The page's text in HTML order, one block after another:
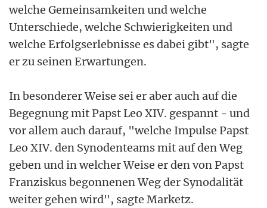
welche Gemeinsamkeiten und welche
Unterschiede, welche Schwierigkeiten und
welche Erfolgserlebnisse es dabei gibt", sagte
er zu seinen Erwartungen.
In besonderer Weise sei er aber auch auf die
Begegnung mit Papst Leo XIV. gespannt - und
vor allem auch darauf, "welche Impulse Papst
Leo XIV. den Synodenteams mit auf den Weg
geben und in welcher Weise er den von Papst
Franziskus begonnenen Weg der Synodalität
weiter gehen wird", sagte Marketz.